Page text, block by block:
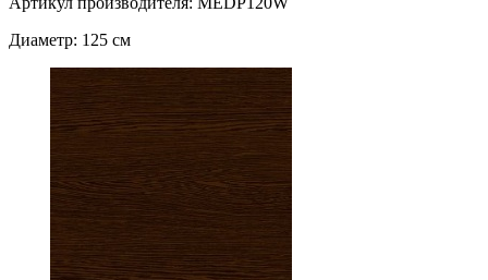
Диаметр: 125 см